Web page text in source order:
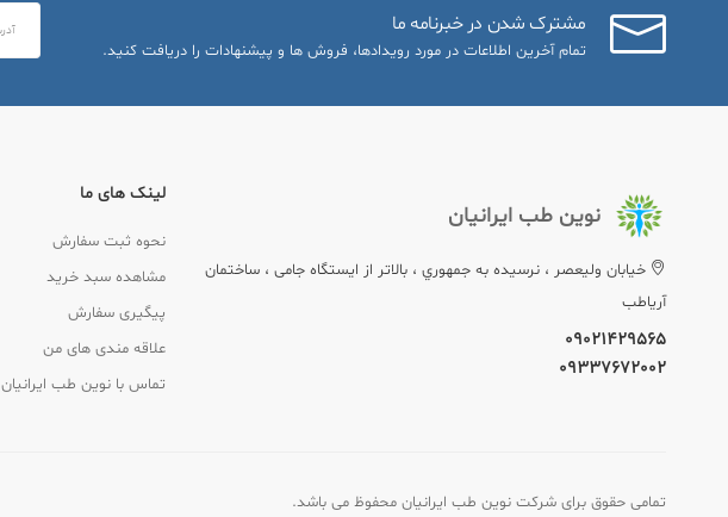
مشترک شدن در خبرنامه ما
تمام آخرین اطلاعات در مورد رویدادها، فروش ها و پیشنهادات را دریافت کنید.
نوین طب ایرانیان
خيابان وليعصر ، نرسيده به جمهوري ، بالاتر از ایستگاه جامی ، ساختمان
آریاطب
09021429565
09337672002
لینک های ما
نحوه ثبت سفارش
مشاهده سبد خرید
پیگیری سفارش
علاقه مندی های من
تماس با نوین طب ایرانیان
تمامی حقوق برای شرکت نوین طب ایرانیان محفوظ می باشد.